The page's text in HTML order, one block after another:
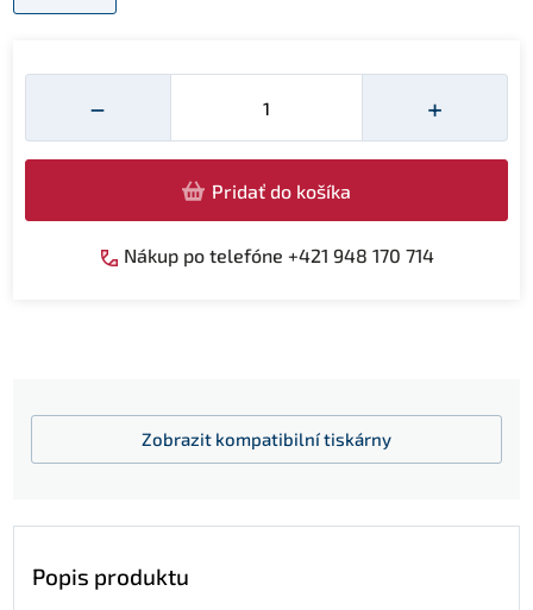
−
Množství
+
Pridať do košíka
Nákup po telefóne +421 948 170 714
Zobrazit kompatibilní tiskárny
Popis produktu